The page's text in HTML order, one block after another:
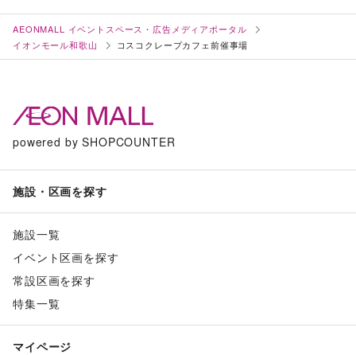
AEONMALL イベントスペース・広告メディアポータル
イオンモール和歌山
コスコクレープカフェ前催事場
powered by SHOPCOUNTER
施設・区画を探す
施設一覧
イベント区画を探す
常設区画を探す
特集一覧
マイページ